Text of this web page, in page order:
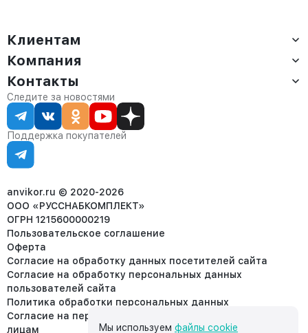
Клиентам
Доставка
Оплата
Сервис
Статус заказа
Статьи
Компания
О компании
Контакты
Партнёрам
Контакты
Отдел продаж:
8 (800) 234-22-62
corp@anvikor.ru
Ежедневно, с 7:00-19:00 (МСК)
Отдел рекламации:
8 (953) 455-25-61
Следите за новостями
Поддержка покупателей
anvikor.ru © 2020-2026
ООО «РУССНАБКОМПЛЕКТ»
ОГРН 1215600000219
Пользовательское соглашение
Оферта
Согласие на обработку данных посетителей сайта
Согласие на обработку персональных данных
пользователей сайта
Политика обработки персональных данных
Согласие на передачу персональных данных третьим
лицам
Мы используем файлы cookie